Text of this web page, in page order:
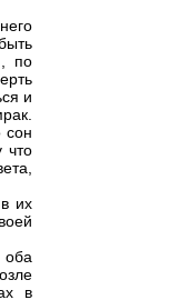
по
и
сон
что
их
оба
в